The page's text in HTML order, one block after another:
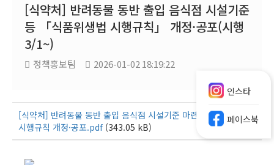
[식약처] 반려동물 동반 출입 음식점 시설기준
등 「식품위생법 시행규칙」 개정·공포(시행
3/1~)
정책홍보팀 2026-01-02 18:19:22
[식약처] 반려동물 동반 출입 음식점 시설기준 마련 등 식품위생법
시행규칙 개정·공포.pdf(343.05 kB)
인스타
페이스북